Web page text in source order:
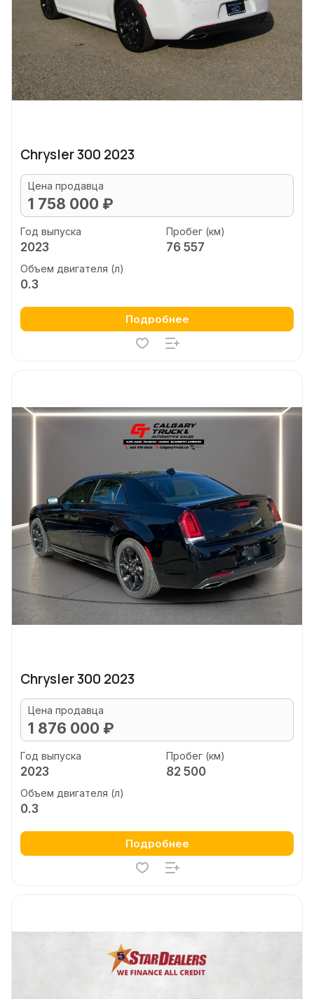
Chrysler 300 2023
Цена продавца
1 758 000 ₽
Год выпуска
2023
Пробег (км)
76 557
Объем двигателя (л)
0.3
Подробнее
Chrysler 300 2023
Цена продавца
1 876 000 ₽
Год выпуска
2023
Пробег (км)
82 500
Объем двигателя (л)
0.3
Подробнее